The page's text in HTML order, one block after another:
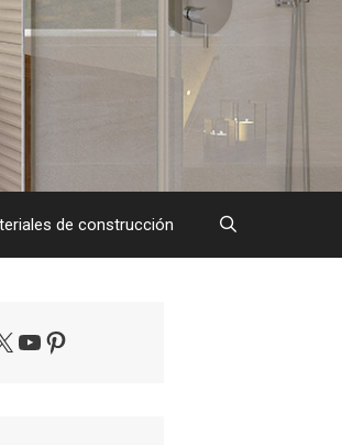
de construcción
YouTube
Pinterest